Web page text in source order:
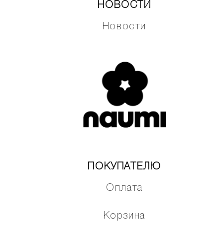
НОВОСТИ
Новости
ПОКУПАТЕЛЮ
Оплата
Корзина